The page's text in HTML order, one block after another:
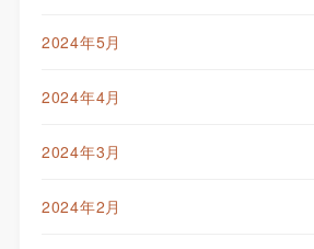
2024年5月
2024年4月
2024年3月
2024年2月